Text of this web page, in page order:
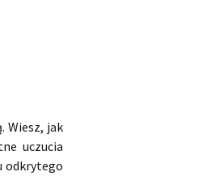
Wiesz, jak
uczucia
odkrytego